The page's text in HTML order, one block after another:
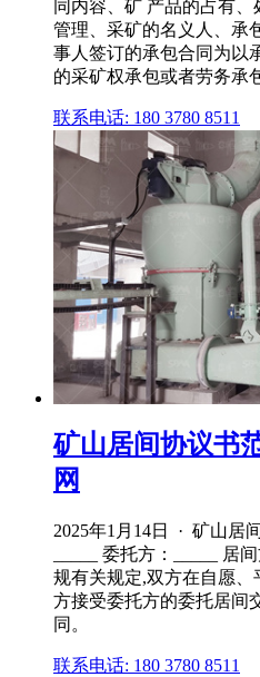
同内容、矿 产品的占有
管理、采矿的名义人、承
事人签订的承包合同为以
的采矿权承包或者劳务承
联系电话: 180 3780 8511
矿山居间协议书
网
2025年1月14日 · 矿山居
_____ 委托方：_____ 居
规有关规定,双方在自愿、
方接受委托方的委托居间
同。
联系电话: 180 3780 8511